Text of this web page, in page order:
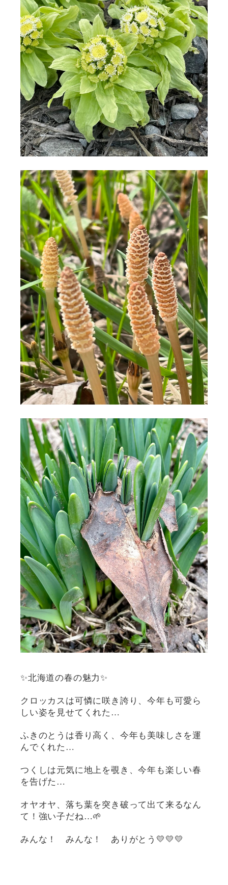
✨北海道の春の魅力✨
クロッカスは可憐に咲き誇り、今年も可愛ら
しい姿を見せてくれた…
ふきのとうは香り高く、今年も美味しさを運
んでくれた…
つくしは元気に地上を覗き、今年も楽しい春
を告げた…
オヤオヤ、落ち葉を突き破って出て来るなん
て！強い子だね…🌱
みんな！ みんな！ ありがとう💛💛💛